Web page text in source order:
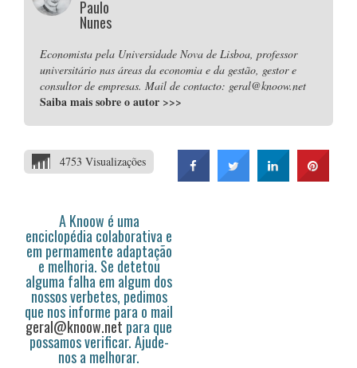
Paulo
Nunes
Economista pela Universidade Nova de Lisboa, professor
universitário nas áreas da economia e da gestão, gestor e
consultor de empresas. Mail de contacto: geral@knoow.net
Saiba mais sobre o autor >>>
4753 Visualizações
A Knoow é uma
enciclopédia colaborativa e
em permamente adaptação
e melhoria. Se detetou
alguma falha em algum dos
nossos verbetes, pedimos
que nos informe para o mail
geral@knoow.net para que
possamos verificar. Ajude-
nos a melhorar.